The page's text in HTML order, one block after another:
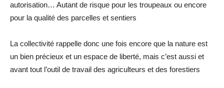
autorisation… Autant de risque pour les troupeaux ou encore
pour la qualité des parcelles et sentiers
La collectivité rappelle donc une fois encore que la nature est
un bien précieux et un espace de liberté, mais c’est aussi et
avant tout l’outil de travail des agriculteurs et des forestiers